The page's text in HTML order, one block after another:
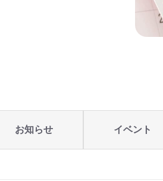
お知らせ イベント